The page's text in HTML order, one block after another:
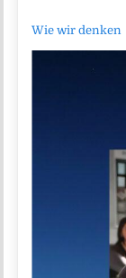
Wie wir denken